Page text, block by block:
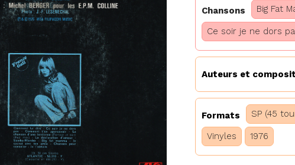
Chansons Big Fat
Ce soir je ne dors
Auteurs et
Formats SP (45
Vinyles 1976